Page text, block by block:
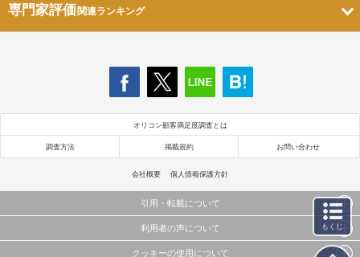
専門家評価関連ランキング
オリコン顧客満足度調査とは
調査方法 掲載規約 お問い合わせ
会社概要 個人情報保護方針
引用・転載について
当サイトで公開されている情報（文字、写真、イラスト、画像データ等）及びこれらの配置・
利用者の声について
クッキーの使用について
もくじ